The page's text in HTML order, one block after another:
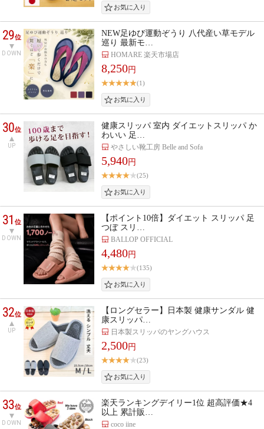
29位
DOWN
NEW足ゆび運動ぞうり 八代産い草モデル
巡り 最新モ…
HOMARE 楽天市場店
8,250円
(1)
30位
UP
健康スリッパ 室内 ダイエットスリッパ か
わいい 足…
やさしい靴工房 Belle and Sofa
5,940円
(25)
31位
DOWN
【ポイント10倍】ダイエット スリッパ 足
つぼ スリ…
BALLOP OFFICIAL
4,480円
(135)
32位
UP
【ロングセラー】日本製 健康サンダル 健
康スリッパ…
日本製スリッパのヤングハウス
2,500円
(23)
33位
DOWN
楽天ランキングデイリー1位 超高評価★4
以上 累計販…
coco iine